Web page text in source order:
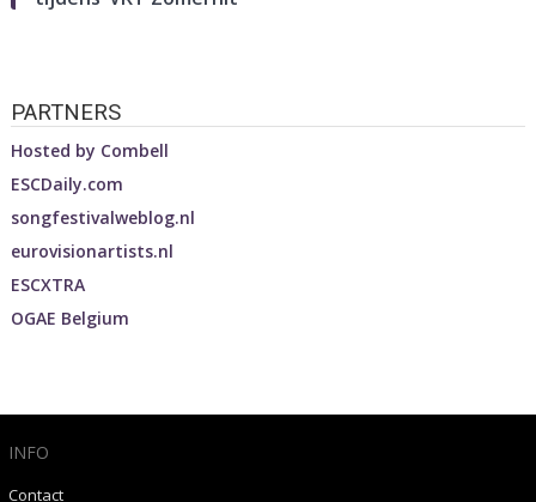
PARTNERS
Hosted by Combell
ESCDaily.com
songfestivalweblog.nl
eurovisionartists.nl
ESCXTRA
OGAE Belgium
INFO
Contact